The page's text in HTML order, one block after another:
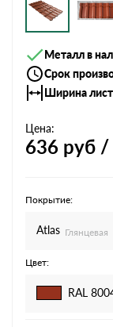
Металл в
Срок
Ширина
Цена:
636 руб
Покрытие:
Atlas Глянцевая
Цвет:
RAL